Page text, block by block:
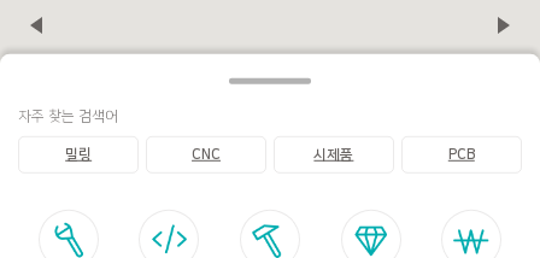
자주 찾는 검색어
밀링 CNC 시제품 PCB